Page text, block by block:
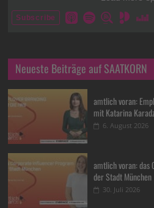
Neueste Beiträge auf SAATKORN
amtlich voran:
mit Katarina
6. August 2026
amtlich voran: das
der Stadt München
30. Juli 2026